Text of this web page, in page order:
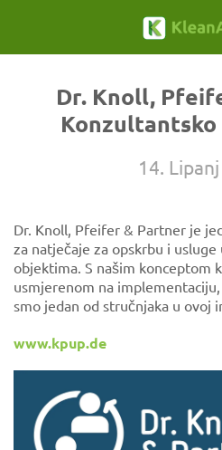
Blog
Hilfe
Webinari
Poslovi
Registar
Dr. Knoll,
14.
Dr. Knoll, Pfeifer & Partner je
za natječaje za opskrbu i
objektima. S našim konceptom
usmjerenom na
smo jedan od stručnjaka u ovoj
www.kpup.de